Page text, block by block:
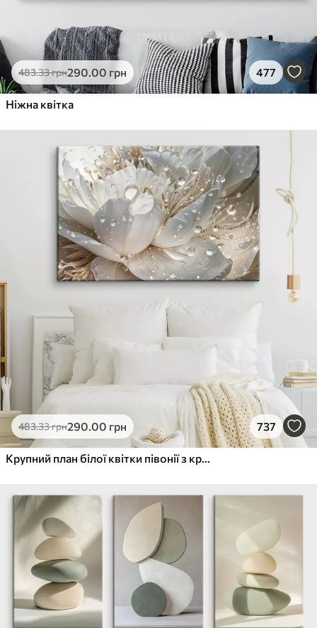
483.33грн290.00 грн 477
Ніжна квітка
483.33грн290.00 грн 737
Крупний план білої квітки півонії з крапельками води на пелюстках на розмитому фоні